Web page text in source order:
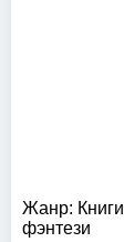
Жанр: Книги
фэнтези